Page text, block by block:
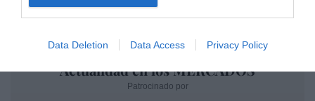
Data Deletion Data Access Privacy Policy
Actualidad en los MERCADOS
Patrocinado por